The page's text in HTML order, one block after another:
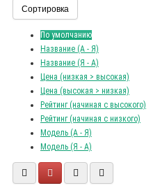
Сортировка
По умолчанию
Название (А - Я)
Название (Я - А)
Цена (низкая > высокая)
Цена (высокая > низкая)
Рейтинг (начиная с высокого)
Рейтинг (начиная с низкого)
Модель (А - Я)
Модель (Я - А)